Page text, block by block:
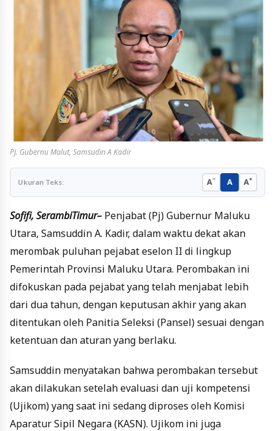
PJ. Gubernu Malut, Samsudin A Kadir
Ukuran Teks: A− A A+
Sofifi, SerambiTimur– Penjabat (Pj) Gubernur Maluku
Utara, Samsuddin A. Kadir, dalam waktu dekat akan
merombak puluhan pejabat eselon II di lingkup
Pemerintah Provinsi Maluku Utara. Perombakan ini
difokuskan pada pejabat yang telah menjabat lebih
dari dua tahun, dengan keputusan akhir yang akan
ditentukan oleh Panitia Seleksi (Pansel) sesuai dengan
ketentuan dan aturan yang berlaku.
Samsuddin menyatakan bahwa perombakan tersebut
akan dilakukan setelah evaluasi dan uji kompetensi
(Ujikom) yang saat ini sedang diproses oleh Komisi
Aparatur Sipil Negara (KASN). Ujikom ini juga